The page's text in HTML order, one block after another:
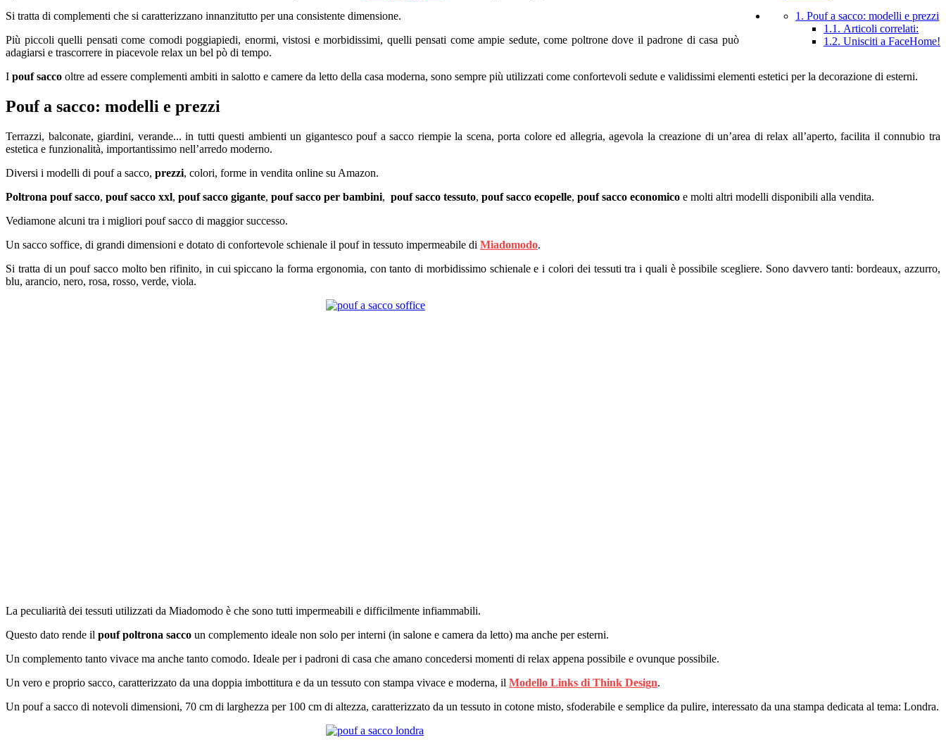
1. Pouf a sacco: modelli e prezzi
1.1. Articoli correlati:
1.2. Unisciti a FaceHome!
Si tratta di complementi che si caratterizzano innanzitutto per una consistente dimensione.
Più piccoli quelli pensati come comodi poggiapiedi, enormi, vistosi e morbidissimi, quelli pensati come ampie sedute, come poltrone dove il padrone di casa può
adagiarsi e trascorrere in piacevole relax un bel pò di tempo.
I pouf sacco oltre ad essere complementi ambiti in salotto e camere da letto della casa moderna, sono sempre più utilizzati come confortevoli sedute e validissimi elementi estetici per la decorazione di esterni.
Pouf a sacco: modelli e prezzi
Terrazzi, balconate, giardini, verande... in tutti questi ambienti un gigantesco pouf a sacco riempie la scena, porta colore ed allegria, agevola la creazione di un’area di relax all’aperto, facilita il connubio tra
estetica e funzionalità, importantissimo nell’arredo moderno.
Diversi i modelli di pouf a sacco, prezzi, colori, forme in vendita online su Amazon.
Poltrona pouf sacco, pouf sacco xxl, pouf sacco gigante, pouf sacco per bambini, pouf sacco tessuto, pouf sacco ecopelle, pouf sacco economico e molti altri modelli disponibili alla vendita.
Vediamone alcuni tra i migliori pouf sacco di maggior successo.
Un sacco soffice, di grandi dimensioni e dotato di confortevole schienale il pouf in tessuto impermeabile di Miadomodo.
Si tratta di un pouf sacco molto ben rifinito, in cui spiccano la forma ergonomia, con tanto di morbidissimo schienale e i colori dei tessuti tra i quali è possibile scegliere. Sono davvero tanti: bordeaux, azzurro,
blu, arancio, nero, rosa, rosso, verde, viola.
La peculiarità dei tessuti utilizzati da Miadomodo è che sono tutti impermeabili e difficilmente infiammabili.
Questo dato rende il pouf poltrona sacco un complemento ideale non solo per interni (in salone e camera da letto) ma anche per esterni.
Un complemento tanto vivace ma anche tanto comodo. Ideale per i padroni di casa che amano concedersi momenti di relax appena possibile e ovunque possibile.
Un vero e proprio sacco, caratterizzato da una doppia imbottitura e da un tessuto con stampa vivace e moderna, il Modello Links di Think Design.
Un pouf a sacco di notevoli dimensioni, 70 cm di larghezza per 100 cm di altezza, caratterizzato da un tessuto in cotone misto, sfoderabile e semplice da pulire, interessato da una stampa dedicata al tema: Londra.